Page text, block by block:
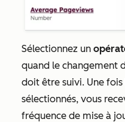
Sélectionnez un
quand le changement
doit être suivi. Une
sélectionnés, vous
fréquence de mise à